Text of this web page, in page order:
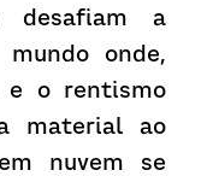
desafiam a
onde,
e o rentismo
material ao
nuvem se